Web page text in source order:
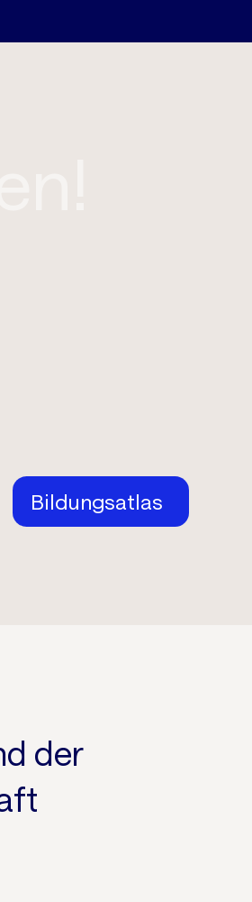
Bildungsatlas
der